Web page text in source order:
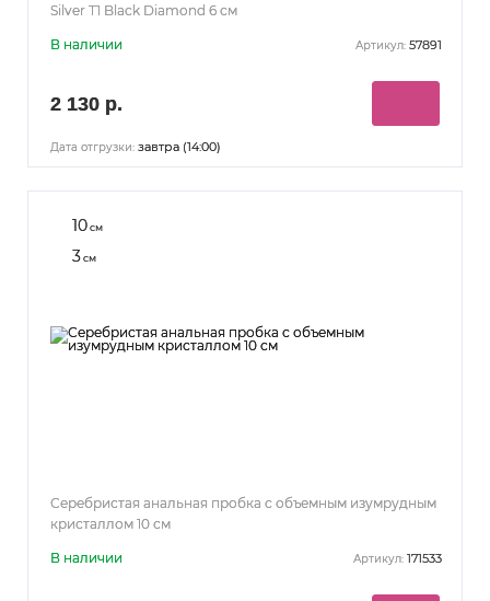
Silver T1 Black Diamond 6 см
В наличии Артикул: 57891
2 130 р.
Дата отгрузки: завтра (14:00)
10см
3см
Серебристая анальная пробка с объемным изумрудным
кристаллом 10 см
В наличии Артикул: 171533